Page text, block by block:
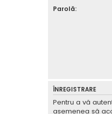
Parolă:
ÎNREGISTRARE
Pentru a vă
asemenea să